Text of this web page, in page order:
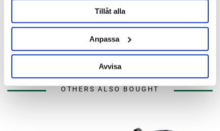
Tillåt alla
Anpassa
Avvisa
Ball Lock Disconnect Liquid 1/4"
95 kr
OTHERS ALSO BOUGHT